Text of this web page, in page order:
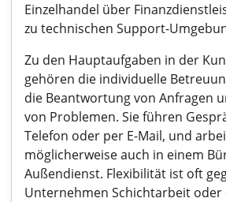
Einzelhandel über
zu technischen Support-
Zu den Hauptaufgaben in der
gehören die individuelle
die Beantwortung von Anfragen
von Problemen. Sie führen
Telefon oder per E-Mail, und
möglicherweise auch in einem
Außendienst. Flexibilität ist oft
Unternehmen Schichtarbeit oder